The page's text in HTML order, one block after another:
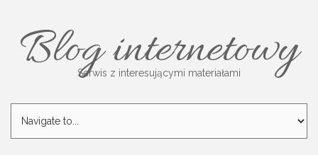
Blog internetowy
Serwis z interesującymi materiałami